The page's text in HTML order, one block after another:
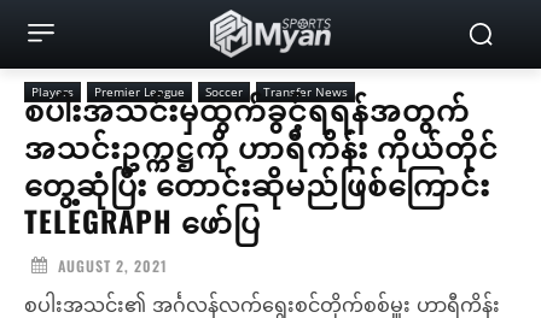
Players Premier League Soccer Transfer News
စပါးအသင်းမှထွက်ခွင့်ရရန်အတွက်
အသင်းဥက္ကဋ္ဌကို ဟာရီကိန်း ကိုယ်တိုင်
တွေ့ဆုံပြီး တောင်းဆိုမည်ဖြစ်ကြောင်း
TELEGRAPH ဖော်ပြ
AUGUST 2, 2021
စပါးအသင်း၏ အင်္ဂလန်လက်ရွေးစင်တိုက်စစ်မှူး ဟာရီကိန်း